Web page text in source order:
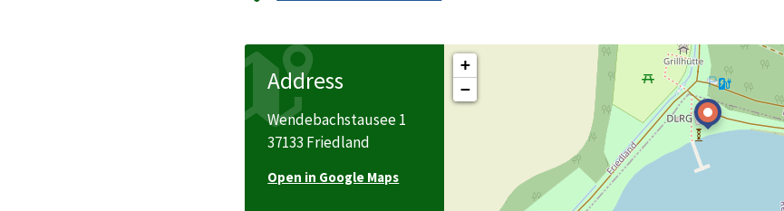
Address
Wendebachstausee 1
37133 Friedland
Open in Google Maps
+
−